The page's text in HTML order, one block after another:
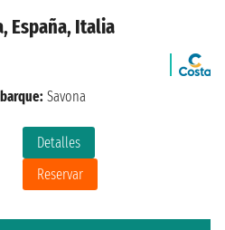
España, Italia
Detalles
Reservar
Savona